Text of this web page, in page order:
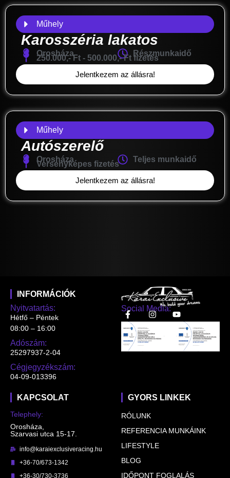
Műhely
Karosszéria lakatos
Orosháza Részmunkaidő
250.000,- Ft - 500.000,- Ft fizetés
Jelentkezem az állásra!
Műhely
Autószerelő
Orosháza Teljes munkaidő
Versenyképes fizetés
Jelentkezem az állásra!
Social Media:
INFORMÁCIÓK
Nyitvatartás:
Hétfő – Péntek
08:00 – 16:00
Adószám:
25297937-2-04
Cégjegyzékszám:
04-09-013396
GYORS LINKEK
RÓLUNK
REFERENCIA MUNKÁINK
LIFESTYLE
BLOG
IDŐPONT FOGLALÁS
KAPCSOLAT
Telephely:
Orosháza,
Szarvasi utca 15-17.
info@karaiexclusiveracing.hu
+36-70/673-1342
+36-30/730-3736